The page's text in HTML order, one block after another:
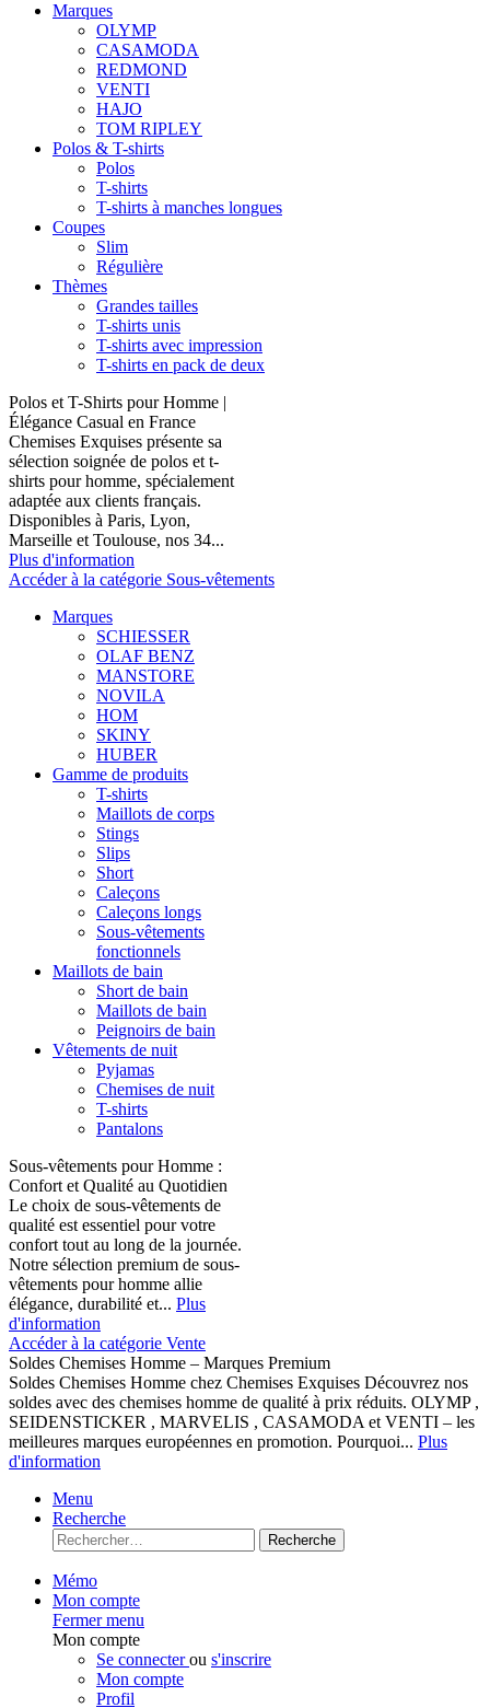
Marques
OLYMP
CASAMODA
REDMOND
VENTI
HAJO
TOM RIPLEY
Polos & T-shirts
Polos
T-shirts
T-shirts à manches longues
Coupes
Slim
Régulière
Thèmes
Grandes tailles
T-shirts unis
T-shirts avec impression
T-shirts en pack de deux
Polos et T-Shirts pour Homme |
Élégance Casual en France
Chemises Exquises présente sa
sélection soignée de polos et t-
shirts pour homme, spécialement
adaptée aux clients français.
Disponibles à Paris, Lyon,
Marseille et Toulouse, nos 34...
Plus d'information
Accéder à la catégorie Sous-vêtements
Marques
SCHIESSER
OLAF BENZ
MANSTORE
NOVILA
HOM
SKINY
HUBER
Gamme de produits
T-shirts
Maillots de corps
Stings
Slips
Short
Caleçons
Caleçons longs
Sous-vêtements
fonctionnels
Maillots de bain
Short de bain
Maillots de bain
Peignoirs de bain
Vêtements de nuit
Pyjamas
Chemises de nuit
T-shirts
Pantalons
Sous-vêtements pour Homme :
Confort et Qualité au Quotidien
Le choix de sous-vêtements de
qualité est essentiel pour votre
confort tout au long de la journée.
Notre sélection premium de sous-
vêtements pour homme allie
élégance, durabilité et... Plus
d'information
Accéder à la catégorie Vente
Soldes Chemises Homme – Marques Premium
Soldes Chemises Homme chez Chemises Exquises Découvrez nos
soldes avec des chemises homme de qualité à prix réduits. OLYMP ,
SEIDENSTICKER , MARVELIS , CASAMODA et VENTI – les
meilleures marques européennes en promotion. Pourquoi... Plus
d'information
Menu
Recherche
Recherche
Mémo
Mon compte
Fermer menu
Mon compte
Se connecterou s'inscrire
Mon compte
Profil